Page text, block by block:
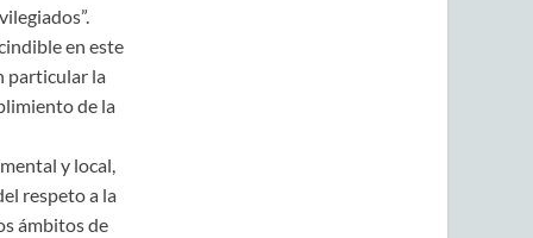
en este
particular la
de la
y local,
respeto a la
ámbitos de